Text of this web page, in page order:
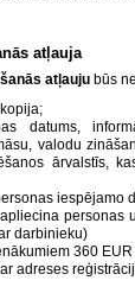
atļauja
atļauju būs
datums,
valodu
ārvalstīs,
iespējamo
personas
darbinieku)
360 EUR
adreses